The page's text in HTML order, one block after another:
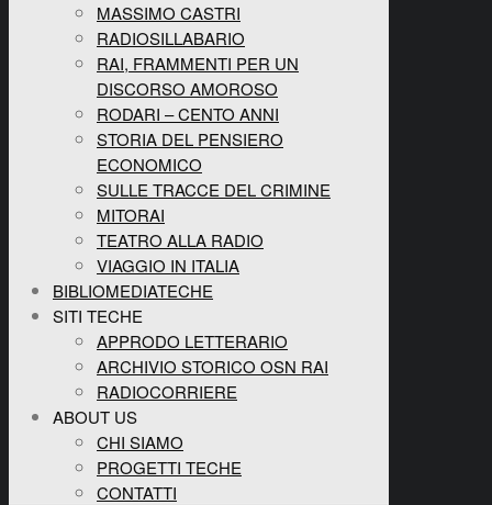
MASSIMO CASTRI
RADIOSILLABARIO
RAI, FRAMMENTI PER UN
DISCORSO AMOROSO
RODARI – CENTO ANNI
STORIA DEL PENSIERO
ECONOMICO
SULLE TRACCE DEL CRIMINE
MITORAI
TEATRO ALLA RADIO
VIAGGIO IN ITALIA
BIBLIOMEDIATECHE
SITI TECHE
APPRODO LETTERARIO
ARCHIVIO STORICO OSN RAI
RADIOCORRIERE
ABOUT US
CHI SIAMO
PROGETTI TECHE
CONTATTI